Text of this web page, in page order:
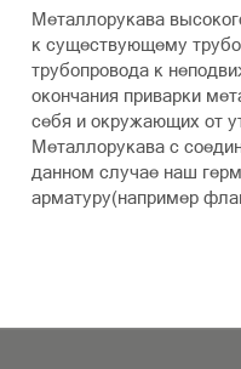
Металлорукава
к существующему
трубопровода к
окончания приварки
себя и окружающих от
Металлорукава с
данном случае наш
арматуру(например